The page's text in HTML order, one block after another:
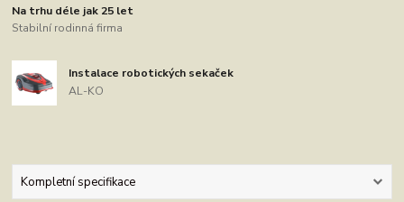
Na trhu déle jak 25 let
Stabilní rodinná firma
Instalace robotických sekaček
AL-KO
Kompletní specifikace